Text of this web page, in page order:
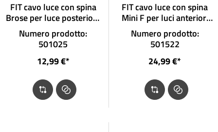
FIT cavo luce con spina
Brose per luce posteriore
senza spina
Numero prodotto:
501025
12,99 €*
FIT cavo luce con spina
Mini F per luci anteriori
con spina e collegamento
agli abbaglianti
Numero prodotto:
501522
24,99 €*